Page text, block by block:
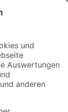
verpassen!